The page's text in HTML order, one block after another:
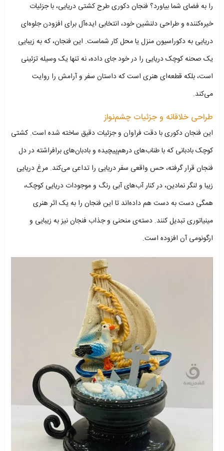
را به فضای شما بیاورد؟ فنجان دکوری طرح کشتی دریایی، با جزئیات
خیره‌کننده و طراحی دلنشین خود، انتخابی ایده‌آل برای افزودن جلوه‌ای
دریایی به دکوراسیون منزل یا محل کار شماست. این فنجان، که به زیبایی
یک صحنه کوچک دریایی را در خود جای داده، نه تنها یک وسیله تزئینی
است، بلکه قطعه‌ای هنری است که داستان سفر و آرامش را روایت
می‌کند.
طراحی خلاقانه و جزئیات چشم‌نواز
این فنجان دکوری با دقت فراوان و جزئیات دقیق ساخته شده است. کشتی
کوچک بادبانی که با طناب‌های درهم‌پیچیده و بادبان‌های برافراشته در دل
فنجان قرار گرفته، حس واقعی سفر دریایی را تداعی می‌کند. مرغ دریایی
زیبا و لنگر نمادین، در کنار آب‌های آبی رنگ و موجودات دریایی کوچک،
همگی دست به دست هم داده‌اند تا این فنجان را به یک اثر هنری
مینیاتوری تبدیل کنند. دسته‌ی منحنی و جذاب فنجان نیز به زیبایی و
ارگونومی آن افزوده است.